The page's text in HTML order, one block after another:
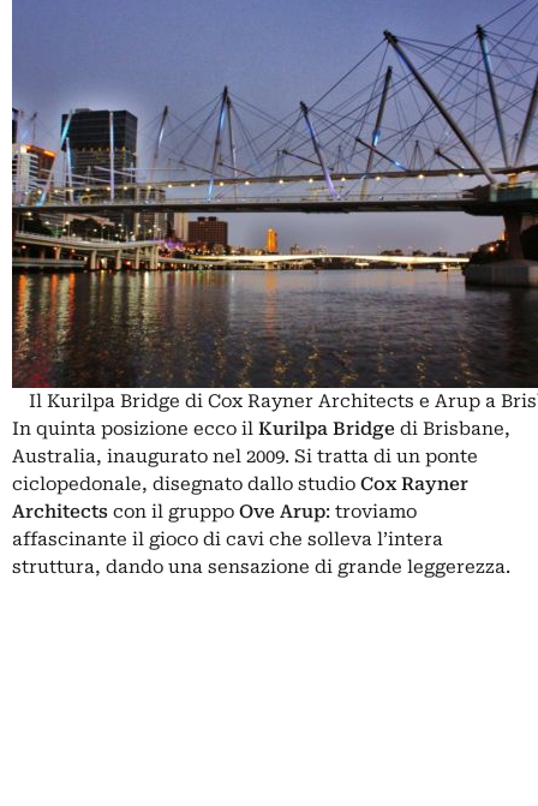
Il Kurilpa Bridge di Cox Rayner Architects e Arup a
In quinta posizione ecco il Kurilpa Bridge di Brisbane,
Australia, inaugurato nel 2009. Si tratta di un ponte
ciclopedonale, disegnato dallo studio Cox Rayner
Architects con il gruppo Ove Arup: troviamo
affascinante il gioco di cavi che solleva l’intera
struttura, dando una sensazione di grande leggerezza.